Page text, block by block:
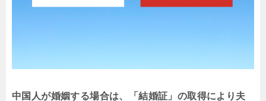
中国人が婚姻する場合は、「結婚証」の取得により夫